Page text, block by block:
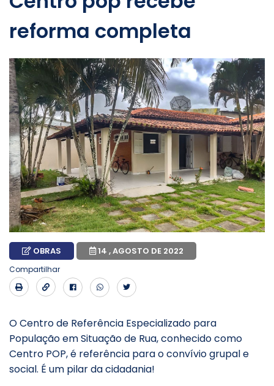
reforma completa
OBRAS 14 , AGOSTO DE 2022
Compartilhar
O Centro de Referência Especializado para
População em Situação de Rua, conhecido como
Centro POP, é referência para o convívio grupal e
social. É um pilar da cidadania!